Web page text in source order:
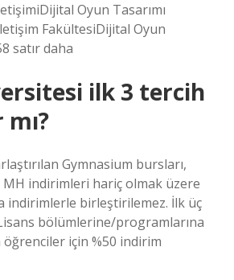
Oyun Tasarımı
FakültesiDijital Oyun
satır daha
ilk 3 tercih
Gymnasium bursları,
MH indirimleri hariç olmak üzere
indirimlerle birleştirilemez. İlk üç
bölümlerine/programlarına
öğrenciler için %50 indirim